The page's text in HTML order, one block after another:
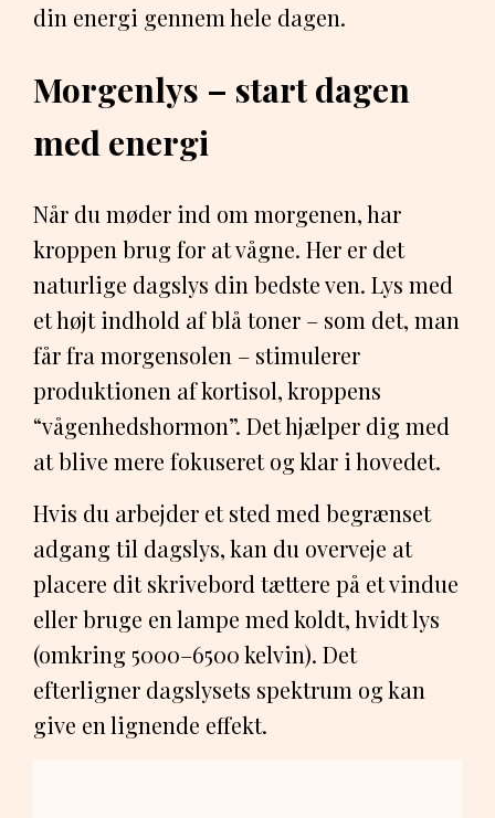
din energi gennem hele dagen.
Morgenlys – start dagen
med energi
Når du møder ind om morgenen, har
kroppen brug for at vågne. Her er det
naturlige dagslys din bedste ven. Lys med
et højt indhold af blå toner – som det, man
får fra morgensolen – stimulerer
produktionen af kortisol, kroppens
“vågenhedshormon”. Det hjælper dig med
at blive mere fokuseret og klar i hovedet.
Hvis du arbejder et sted med begrænset
adgang til dagslys, kan du overveje at
placere dit skrivebord tættere på et vindue
eller bruge en lampe med koldt, hvidt lys
(omkring 5000–6500 kelvin). Det
efterligner dagslysets spektrum og kan
give en lignende effekt.